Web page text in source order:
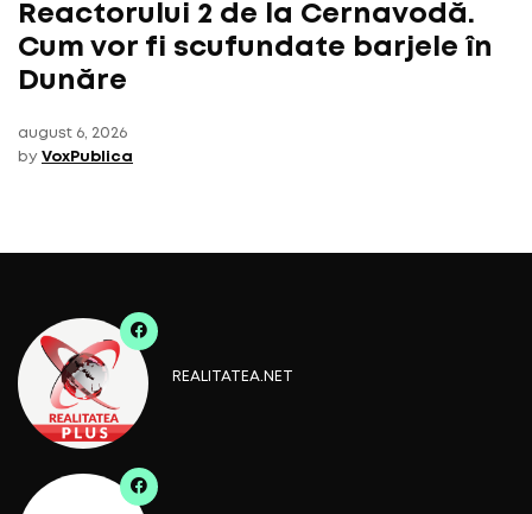
Reactorului 2 de la Cernavodă.
Cum vor fi scufundate barjele în
Dunăre
august 6, 2026
by VoxPublica
REALITATEA.NET